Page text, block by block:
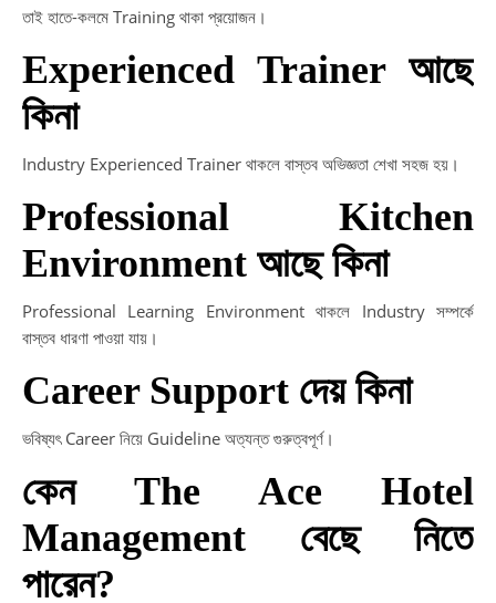
তাই হাতে-কলমে Training থাকা প্রয়োজন।
Experienced Trainer আছে
কিনা
Industry Experienced Trainer থাকলে বাস্তব অভিজ্ঞতা শেখা সহজ হয়।
Professional Kitchen
Environment আছে কিনা
Professional Learning Environment থাকলে Industry সম্পর্কে
বাস্তব ধারণা পাওয়া যায়।
Career Support দেয় কিনা
ভবিষ্যৎ Career নিয়ে Guideline অত্যন্ত গুরুত্বপূর্ণ।
কেন The Ace Hotel
Management বেছে নিতে
পারেন?